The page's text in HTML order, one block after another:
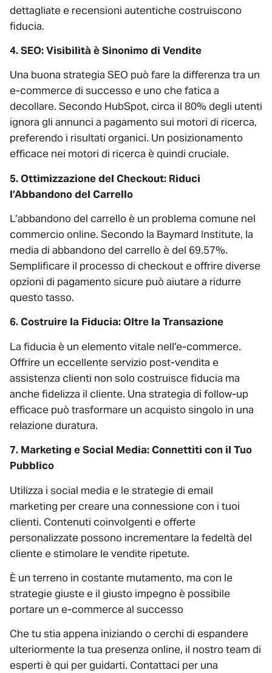
dettagliate e recensioni autentiche costruiscono
fiducia.
4. SEO: Visibilità è Sinonimo di Vendite
Una buona strategia SEO può fare la differenza tra un
e-commerce di successo e uno che fatica a
decollare. Secondo HubSpot, circa il 80% degli utenti
ignora gli annunci a pagamento sui motori di ricerca,
preferendo i risultati organici. Un posizionamento
efficace nei motori di ricerca è quindi cruciale.
5. Ottimizzazione del Checkout: Riduci
l’Abbandono del Carrello
L’abbandono del carrello è un problema comune nel
commercio online. Secondo la Baymard Institute, la
media di abbandono del carrello è del 69.57%.
Semplificare il processo di checkout e offrire diverse
opzioni di pagamento sicure può aiutare a ridurre
questo tasso.
6. Costruire la Fiducia: Oltre la Transazione
La fiducia è un elemento vitale nell’e-commerce.
Offrire un eccellente servizio post-vendita e
assistenza clienti non solo costruisce fiducia ma
anche fidelizza il cliente. Una strategia di follow-up
efficace può trasformare un acquisto singolo in una
relazione duratura.
7. Marketing e Social Media: Connettiti con il Tuo
Pubblico
Utilizza i social media e le strategie di email
marketing per creare una connessione con i tuoi
clienti. Contenuti coinvolgenti e offerte
personalizzate possono incrementare la fedeltà del
cliente e stimolare le vendite ripetute.
È un terreno in costante mutamento, ma con le
strategie giuste e il giusto impegno è possibile
portare un e-commerce al successo
Che tu stia appena iniziando o cerchi di espandere
ulteriormente la tua presenza online, il nostro team di
esperti è qui per guidarti. Contattaci per una